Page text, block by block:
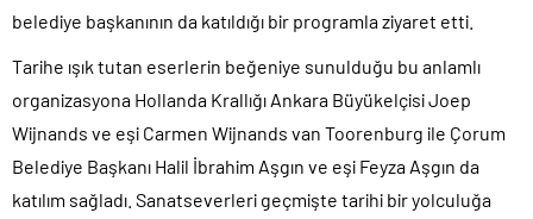
belediye başkanının da katıldığı bir programla ziyaret etti.
Tarihe ışık tutan eserlerin beğeniye sunulduğu bu anlamlı
organizasyona Hollanda Krallığı Ankara Büyükelçisi Joep
Wijnands ve eşi Carmen Wijnands van Toorenburg ile Çorum
Belediye Başkanı Halil İbrahim Aşgın ve eşi Feyza Aşgın da
katılım sağladı. Sanatseverleri geçmişte tarihi bir yolculuğa